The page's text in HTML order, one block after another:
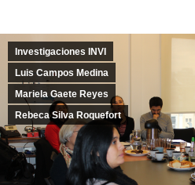
Investigaciones INVI
Luis Campos Medina
Mariela Gaete Reyes
Rebeca Silva Roquefort